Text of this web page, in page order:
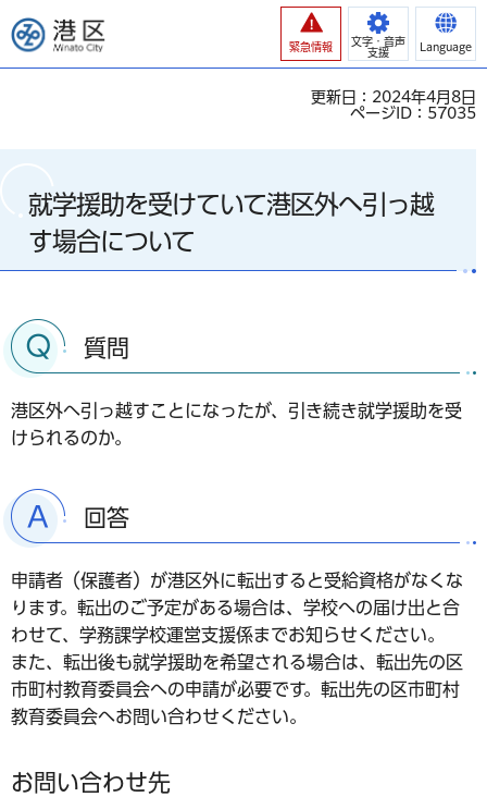
港区
緊急情報
文字・音声
支援
Language
更新日：2024年4月8日
ページID：57035
就学援助を受けていて港区外へ引っ越
す場合について
質問
港区外へ引っ越すことになったが、引き続き就学援助を受
けられるのか。
回答
申請者（保護者）が港区外に転出すると受給資格がなくな
ります。転出のご予定がある場合は、学校への届け出と合
わせて、学務課学校運営支援係までお知らせください。
また、転出後も就学援助を希望される場合は、転出先の区
市町村教育委員会への申請が必要です。転出先の区市町村
教育委員会へお問い合わせください。
お問い合わせ先